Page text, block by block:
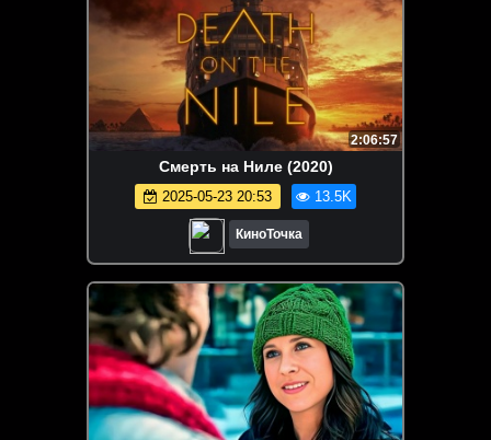
2:06:57
Смерть на Ниле (2020)
2025-05-23 20:53 13.5K
КиноТочка